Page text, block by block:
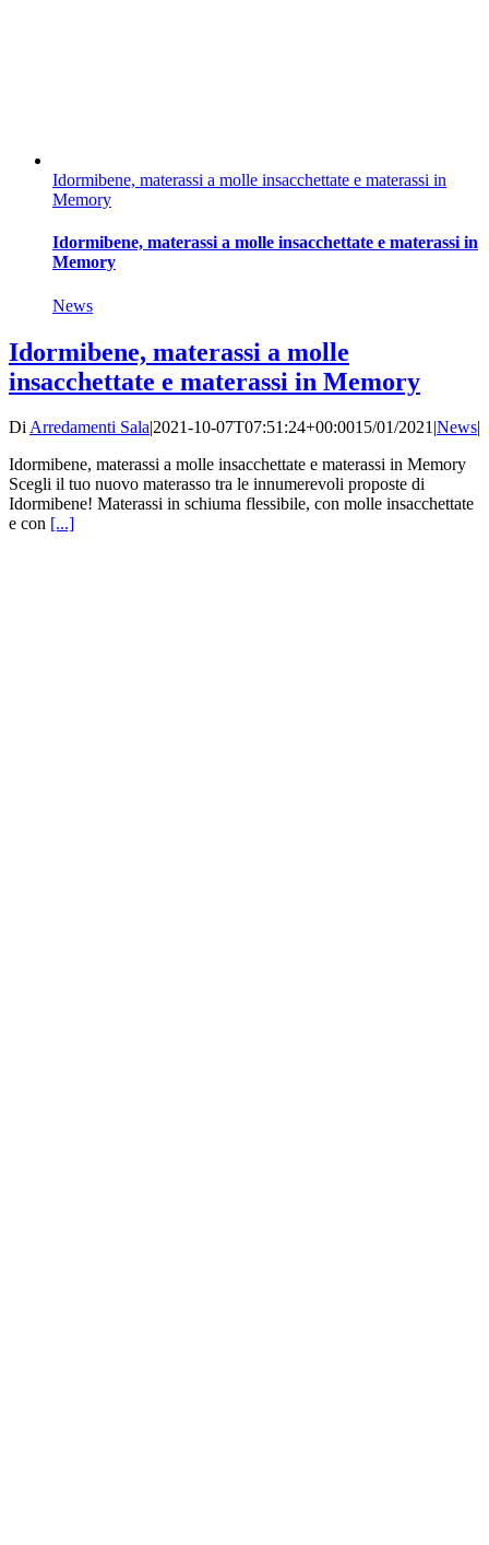
Idormibene, materassi a molle insacchettate e materassi in
Memory
Idormibene, materassi a molle insacchettate e materassi in
Memory
News
Idormibene, materassi a molle
insacchettate e materassi in Memory
DiArredamenti Sala|2021-10-07T07:51:24+00:0015/01/2021|News|
Idormibene, materassi a molle insacchettate e materassi in Memory
Scegli il tuo nuovo materasso tra le innumerevoli proposte di
Idormibene! Materassi in schiuma flessibile, con molle insacchettate
e con [...]